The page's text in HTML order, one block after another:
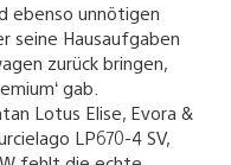
ebenso unnötigen
seine Hausaufgaben
zurück bringen,
gab.
Lotus Elise, Evora &
LP670-4 SV,